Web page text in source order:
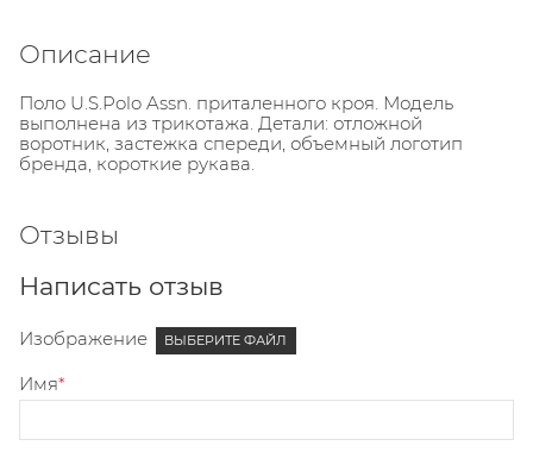
Описание
Поло U.S.Polo Assn. приталенного кроя. Модель
выполнена из трикотажа. Детали: отложной
воротник, застежка спереди, объемный логотип
бренда, короткие рукава.
Отзывы
Написать отзыв
Изображение ВЫБЕРИТЕ ФАЙЛ
Имя